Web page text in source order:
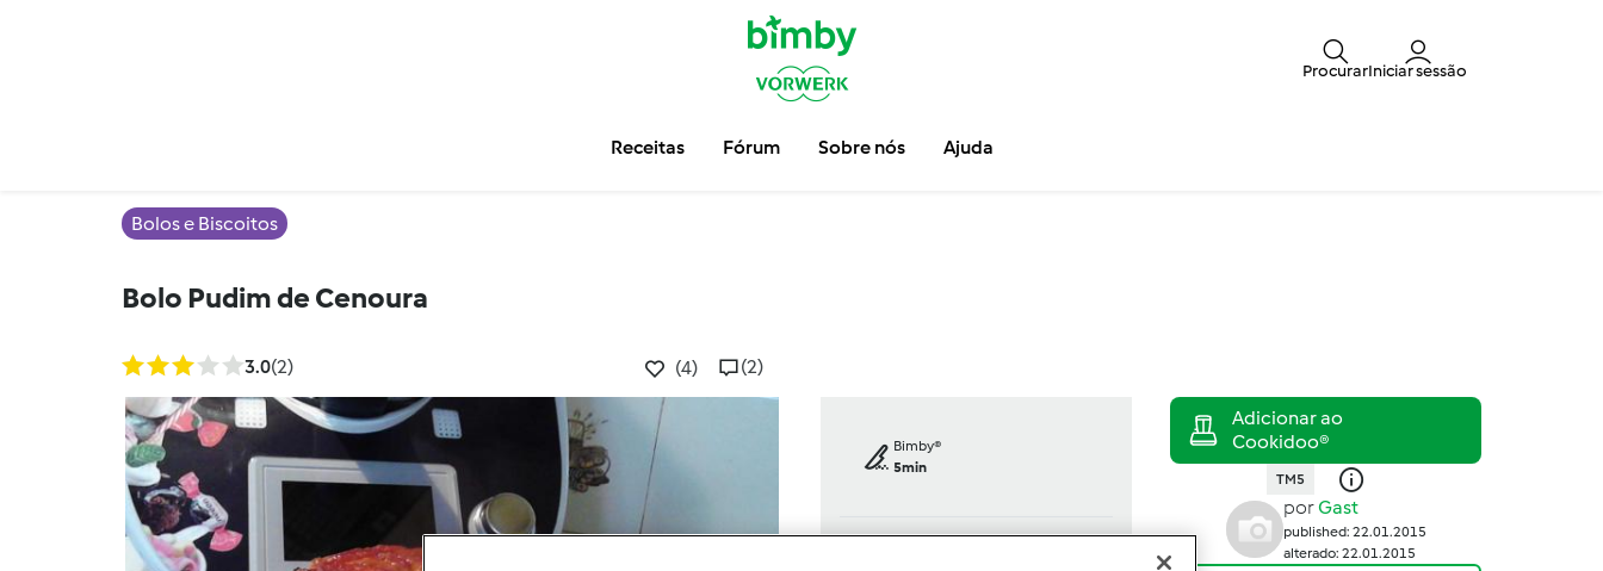
ProcurarIniciar sessão
Receitas Fórum Sobre nós Ajuda
Bolos e Biscoitos
Bolo Pudim de Cenoura
3.0(2) (4) (2)
Bimby®
5min
TM5
porGast
published: 22.01.2015
alterado: 22.01.2015